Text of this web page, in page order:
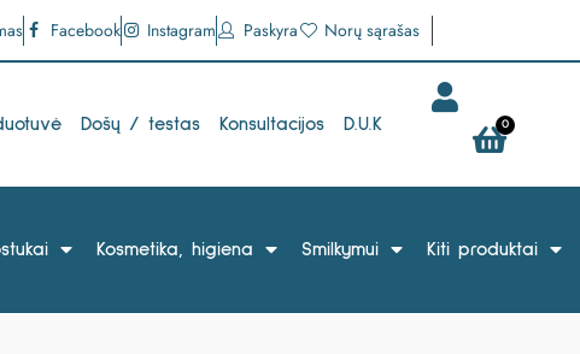
Facebook Instagram Paskyra Norų sąrašas
Došų / testas Konsultacijos D.U.K 0
Kosmetika, higiena Smilkymui Kiti produktai